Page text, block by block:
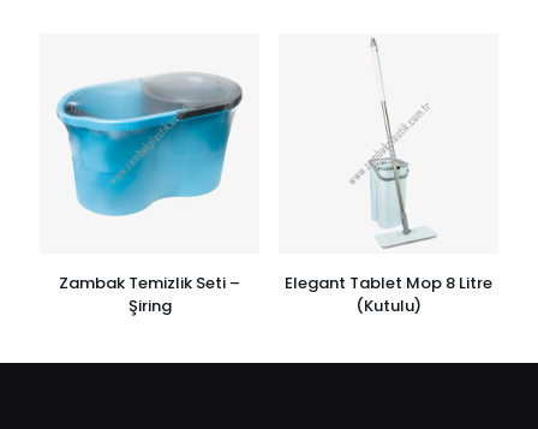
Zambak Temizlik Seti –
Şiring
Elegant Tablet Mop 8 Litre
(Kutulu)